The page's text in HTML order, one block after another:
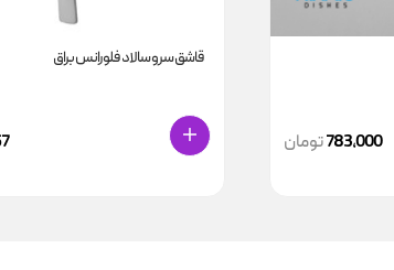
783,000تومان
قاشق سرو سالاد فلورانس براق